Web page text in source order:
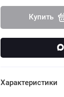
Купить
Характеристики